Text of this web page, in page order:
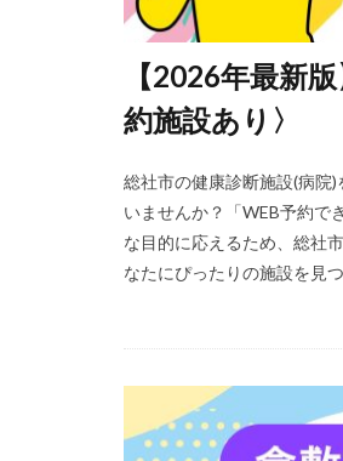
【2026年最新
約施設あり〉
総社市の健康診断施設(病院
いませんか？「WEB予約で
な目的に応えるため、総社
なたにぴったりの施設を見